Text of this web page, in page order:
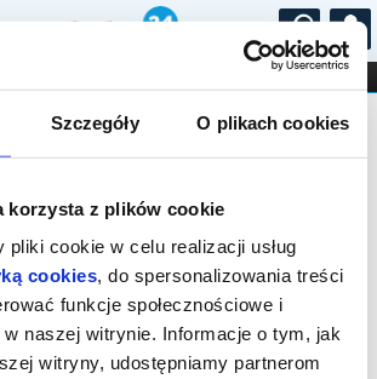
Szczegóły O plikach cookies
korzysta z plików cookie
cookie w celu realizacji usług
cookies, do spersonalizowania treści
funkcje społecznościowe i
naszej witrynie. Informacje o tym, jak
witryny, udostępniamy partnerom
...
OPERA I BALET
STAND-UP
na niniejsze
zakończona. Zapytaj
o dostępność biletów